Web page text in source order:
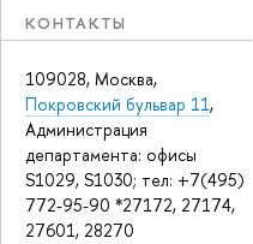
КОНТАКТЫ
109028, Москва,
Покровский бульвар 11,
Администрация
департамента: офисы
S1029, S1030; тел: +7(495)
772-95-90 *27172, 27174,
27601, 28270